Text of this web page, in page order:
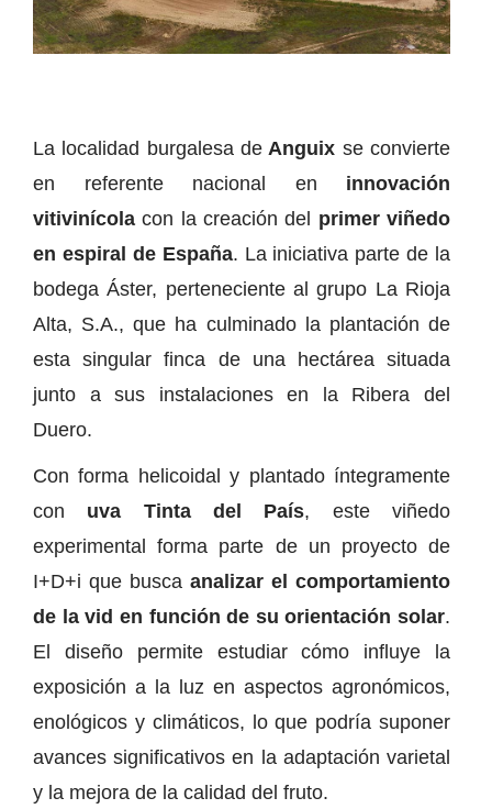
La localidad burgalesa de Anguix se convierte
en referente nacional en innovación
vitivinícola con la creación del primer viñedo
en espiral de España. La iniciativa parte de la
bodega Áster, perteneciente al grupo La Rioja
Alta, S.A., que ha culminado la plantación de
esta singular finca de una hectárea situada
junto a sus instalaciones en la Ribera del
Duero.
Con forma helicoidal y plantado íntegramente
con uva Tinta del País, este viñedo
experimental forma parte de un proyecto de
I+D+i que busca analizar el comportamiento
de la vid en función de su orientación solar.
El diseño permite estudiar cómo influye la
exposición a la luz en aspectos agronómicos,
enológicos y climáticos, lo que podría suponer
avances significativos en la adaptación varietal
y la mejora de la calidad del fruto.